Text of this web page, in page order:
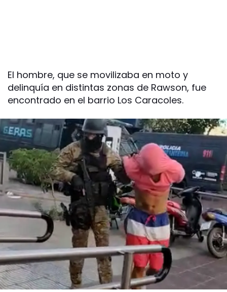
El hombre, que se movilizaba en moto y
delinquía en distintas zonas de Rawson, fue
encontrado en el barrio Los Caracoles.